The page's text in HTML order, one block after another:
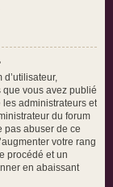
vous avez publié
administrateurs et
du forum
pas abuser de ce
votre rang
procédé et un
en abaissant